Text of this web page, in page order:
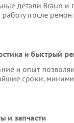
детали Braun
после
и быстрый
и опыт
сроки,
и запчасти